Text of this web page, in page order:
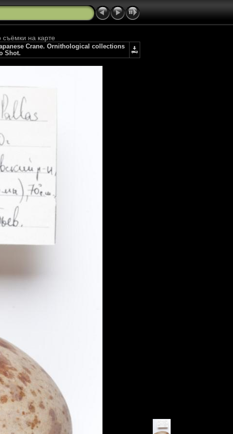
на карте
Crane. Ornithological collections
Shot.